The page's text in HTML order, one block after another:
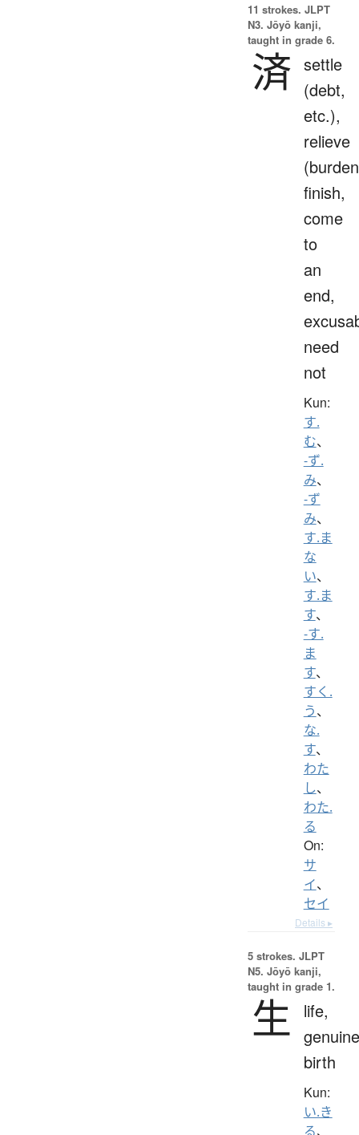
11 strokes. JLPT
N3. Jōyō kanji,
taught in grade 6.
済 settle
(debt,
etc.),
relieve
finish,
come
to
an
end,
need
not
Kun:
す.
む、
-ず.
み、
-ず
み、
す.ま
な
い、
す.ま
す、
-す.
ま
す、
すく.
う、
な.
す、
わた
し、
わた.
る
On:
サ
イ、
セイ
Details ▸
5 strokes. JLPT
N5. Jōyō kanji,
taught in grade 1.
生
life,
birth
Kun:
い.き
る、